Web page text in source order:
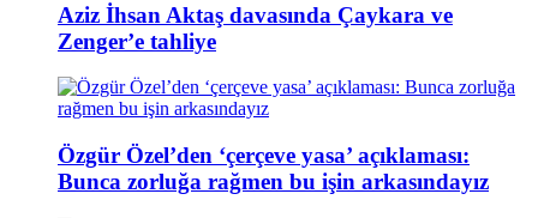
Aziz İhsan Aktaş davasında Çaykara ve
Zenger’e tahliye
Özgür Özel’den ‘çerçeve yasa’ açıklaması:
Bunca zorluğa rağmen bu işin arkasındayız